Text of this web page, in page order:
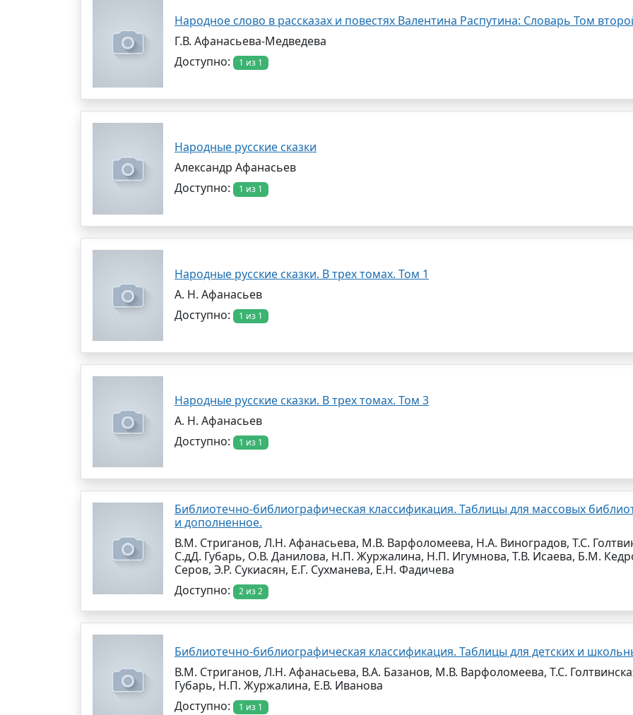
Народное слово в рассказах и повестях Валентина Распутина: Словарь Том
Г.В. Афанасьева-Медведева
Доступно:
1 из 1
Народные русские сказки
Александр Афанасьев
Доступно:
1 из 1
Народные русские сказки. В трех томах. Том 1
А. Н. Афанасьев
Доступно:
1 из 1
Народные русские сказки. В трех томах. Том 3
А. Н. Афанасьев
Доступно:
1 из 1
Библиотечно-библиографическая классификация. Таблицы для массовых
и дополненное.
В.М. Стриганов, Л.Н. Афанасьева, М.В. Варфоломеева, Н.А. Виноградов, Т.С.
С.дД. Губарь, О.В. Данилова, Н.П. Журжалина, Н.П. Игумнова, Т.В. Исаева, Б.М.
Серов, Э.Р. Сукиасян, Е.Г. Сухманева, Е.Н. Фадичева
Доступно:
2 из 2
Библиотечно-библиографическая классификация. Таблицы для детских и
В.М. Стриганов, Л.Н. Афанасьева, В.А. Базанов, М.В. Варфоломеева, Т.С.
Губарь, Н.П. Журжалина, Е.В. Иванова
Доступно:
1 из 1